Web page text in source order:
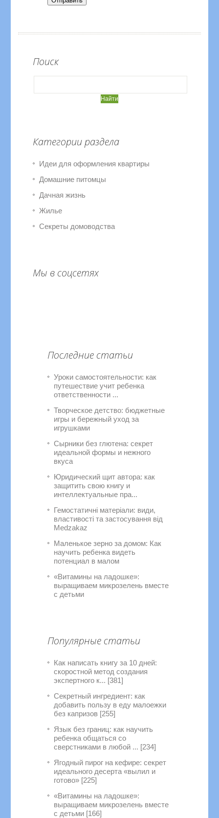
Поиск
Категории раздела
Идеи для оформления квартиры
Домашние питомцы
Дачная жизнь
Жилье
Секреты домоводства
Мы в соцсетях
Последние статьи
Уроки самостоятельности: как
путешествие учит ребенка
ответственности ...
Творческое детство: бюджетные
игры и бережный уход за
игрушками
Сырники без глютена: секрет
идеальной формы и нежного
вкуса
Юридический щит автора: как
защитить свою книгу и
интеллектуальные пра...
Гемостатичні матеріали: види,
властивості та застосування від
Medzakaz
Маленькое зерно за домом: Как
научить ребенка видеть
потенциал в малом
«Витамины на ладошке»:
выращиваем микрозелень вместе
с детьми
Популярные статьи
Как написать книгу за 10 дней:
скоростной метод создания
экспертного к... [381]
Секретный ингредиент: как
добавить пользу в еду малоежки
без капризов [255]
Язык без границ: как научить
ребенка общаться со
сверстниками в любой ... [234]
Ягодный пирог на кефире: секрет
идеального десерта «вылил и
готово» [225]
«Витамины на ладошке»:
выращиваем микрозелень вместе
с детьми [166]